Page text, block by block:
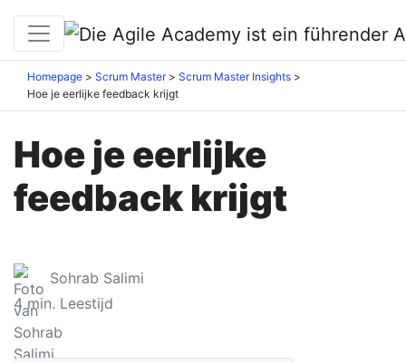
Homepage Scrum Master
Scrum Master Insights
Hoe je eerlijke feedback krijgt
Hoe je eerlijke
feedback krijgt
Sohrab Salimi
4min. Leestijd